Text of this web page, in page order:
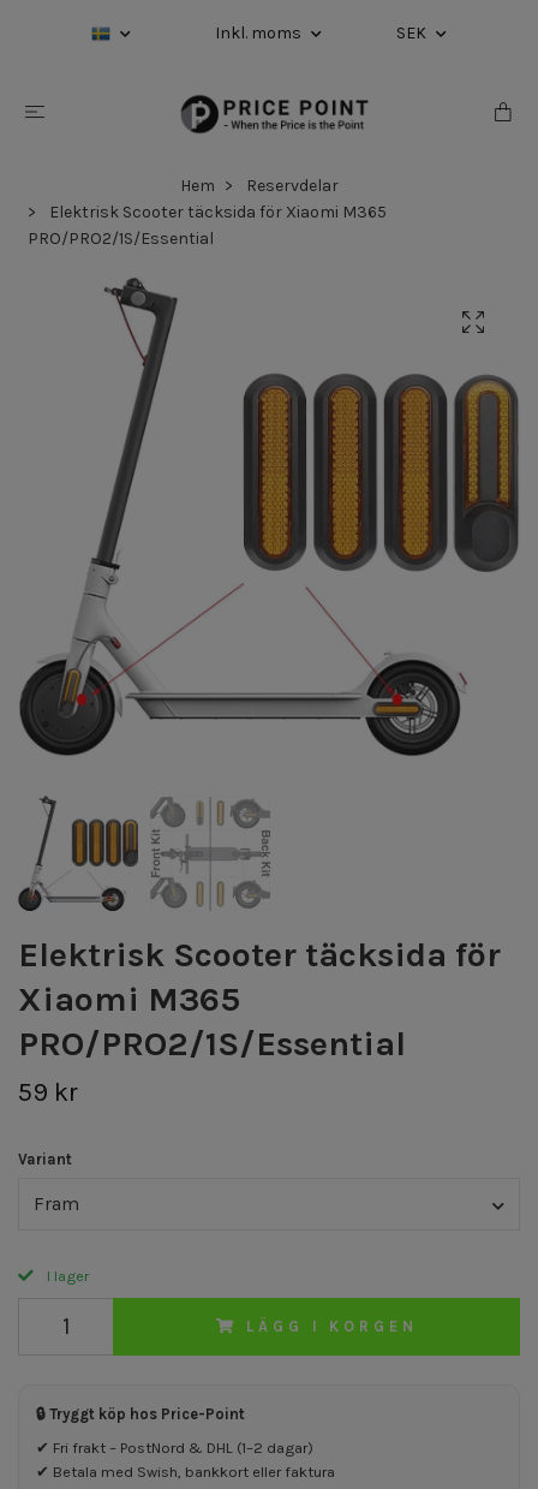
Inkl. moms SEK
Hem
Reservdelar
Elektrisk Scooter täcksida för Xiaomi M365
PRO/PRO2/1S/Essential
Elektrisk Scooter täcksida för
Xiaomi M365
PRO/PRO2/1S/Essential
59 kr
Variant
Fram
I lager
LÄGG I KORGEN
🔒 Tryggt köp hos Price-Point
✔ Fri frakt – PostNord & DHL (1–2 dagar)
✔ Betala med Swish, bankkort eller faktura